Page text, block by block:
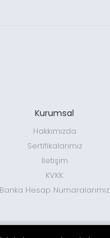
Kurumsal
Hakkımızda
Sertifikalarımız
İletişim
KVKK
Banka Hesap Numaralarımız